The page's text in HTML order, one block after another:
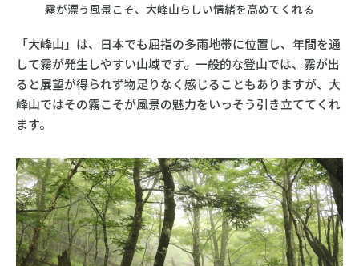
霧が漂う風景こそ、大峰山らしい情緒を高めてくれる
「大峰山」は、日本でも屈指の多雨地帯に位置し、年間を通
して霧が発生しやすい山域です。一般的な登山では、霧が出
ると展望が得られず物足りなく感じることもありますが、大
峰山ではその霧こそが風景の魅力をいっそう引き立ててくれ
ます。